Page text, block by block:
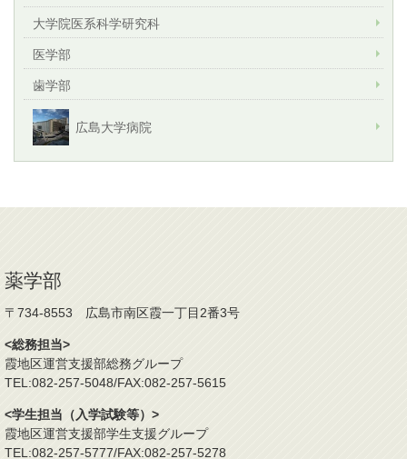
大学院医系科学研究科
医学部
歯学部
広島大学病院
薬学部
〒734-8553 広島市南区霞一丁目2番3号
<総務担当>
霞地区運営支援部総務グループ
TEL:082-257-5048/FAX:082-257-5615
<学生担当（入学試験等）>
霞地区運営支援部学生支援グループ
TEL:082-257-5777/FAX:082-257-5278